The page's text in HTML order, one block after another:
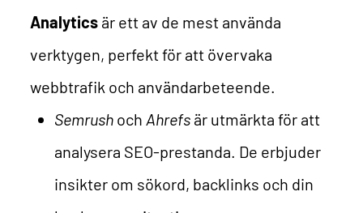
Analytics är ett av de mest använda
verktygen, perfekt för att övervaka
webbtrafik och användarbeteende.
Semrush och Ahrefs är utmärkta för att
analysera SEO-prestanda. De erbjuder
insikter om sökord, backlinks och din